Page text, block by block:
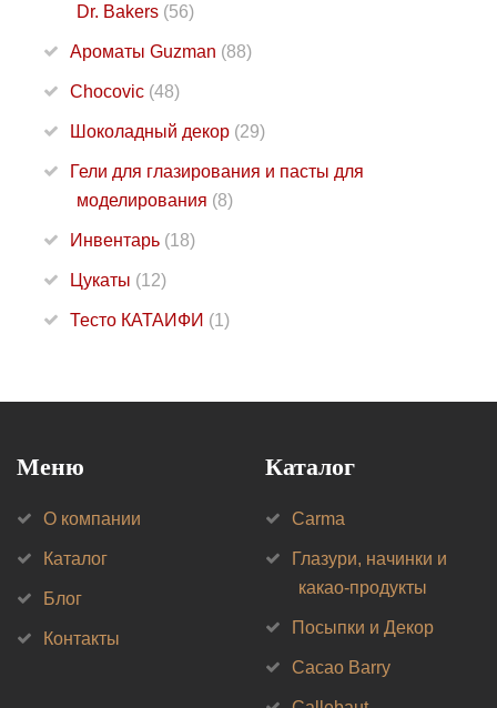
Dr. Bakers (56)
Ароматы Guzman (88)
Chocovic (48)
Шоколадный декор (29)
Гели для глазирования и пасты для
моделирования (8)
Инвентарь (18)
Цукаты (12)
Тесто КАТАИФИ (1)
Меню
О компании
Каталог
Блог
Контакты
Каталог
Carma
Глазури, начинки и
какао-продукты
Посыпки и Декор
Cacao Barry